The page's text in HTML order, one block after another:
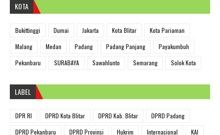
KOTA
Bukittinggi Dumai Jakarta Kota Blitar
Kota Pariaman
Malang
Medan Padang Padang Panjang
Payakumbuh
Pekanbaru
SURABAYA Sawahlunto Semarang Solok Kota
LABEL
DPR RI DPRD Kota Blitar DPRD Kab. Blitar
DPRD Padang
DPRD Pekanbaru
DPRD Provinsi Hukrim Internasional KAI